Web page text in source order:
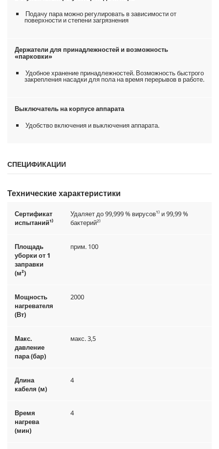
Подачу пара можно регулировать в зависимости от
поверхности и степени загрязнения
Держатели для принадлежностей и возможность
«парковки»
Удобное хранение принадлежностей. Возможность быстрого
закрепления насадки для пола на время перерывов в работе.
Выключатель на корпусе аппарата
Удобство включения и выключения аппарата.
СПЕЦИФИКАЦИИ
Технические характеристики
Сертификат
испытаний¹⁾
Удаляет до 99,999 % вирусов¹⁾ и 99,99 %
бактерий²⁾
Площадь
уборки от 1
заправки
(м²)
прим. 100
Мощность
нагревателя
(Вт)
2000
Макс.
давление
пара (бар)
макс. 3,5
Длина
кабеля (м)
4
Время
нагрева
(мин)
4